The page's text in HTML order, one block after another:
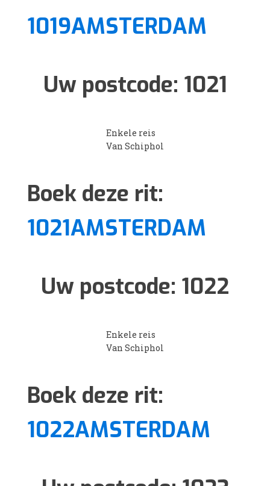
1019AMSTERDAM
Uw postcode: 1021
Enkele reis
Van Schiphol
Boek deze rit:
1021AMSTERDAM
Uw postcode: 1022
Enkele reis
Van Schiphol
Boek deze rit:
1022AMSTERDAM